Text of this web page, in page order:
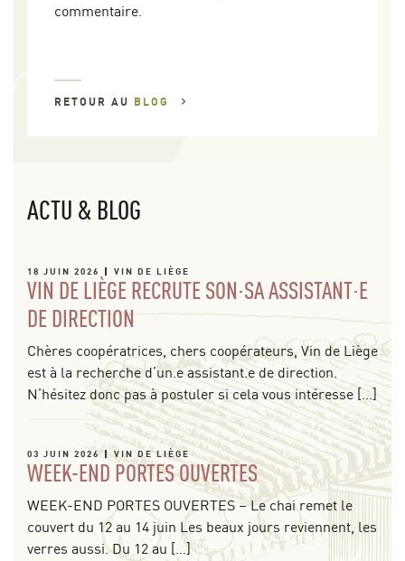
commentaire.
RETOUR AU BLOG
ACTU & BLOG
18 JUIN 2026 VIN DE LIÈGE
VIN DE LIÈGE RECRUTE SON·SA ASSISTANT·E
DE DIRECTION
Chères coopératrices, chers coopérateurs, Vin de Liège
est à la recherche d’un.e assistant.e de direction.
N’hésitez donc pas à postuler si cela vous intéresse […]
03 JUIN 2026 VIN DE LIÈGE
WEEK-END PORTES OUVERTES
WEEK-END PORTES OUVERTES – Le chai remet le
couvert du 12 au 14 juin Les beaux jours reviennent, les
verres aussi. Du 12 au […]